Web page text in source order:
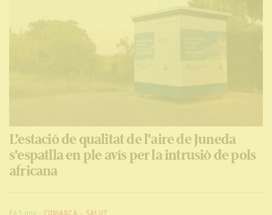
L'estació de qualitat de l'aire de Juneda
s'espatlla en ple avís per la intrusió de pols
africana